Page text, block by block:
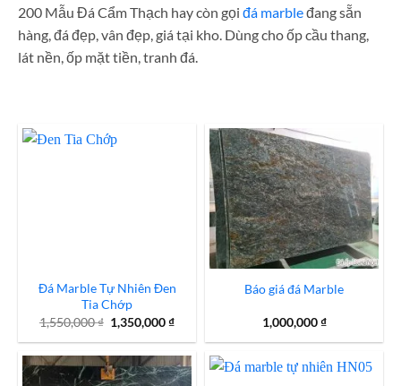
200 Mẫu Đá Cẩm Thạch hay còn gọi đá marbleđang sẵn
hàng, đá đẹp, vân đẹp, giá tại kho. Dùng cho ốp cầu thang,
lát nền, ốp mặt tiền, tranh đá.
Đá Marble Tự Nhiên Đen
Tia Chớp
1,550,000₫ Giá
gốc
là:
1,550,000 ₫.
1,350,000₫Giá
tại
là:
1,350,000 ₫.
Báo giá đá Marble
1,000,000₫